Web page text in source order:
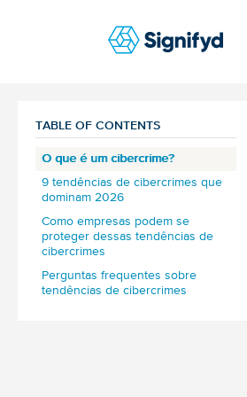
TABLE OF CONTENTS
O que é um cibercrime?
9 tendências de cibercrimes que
dominam 2026
1. Vítimas recorrentes e ataques
em cadeia
artificial e deepfakes
Como empresas podem se
proteger dessas tendências de
cibercrimes
Perguntas frequentes sobre
tendências de cibercrimes